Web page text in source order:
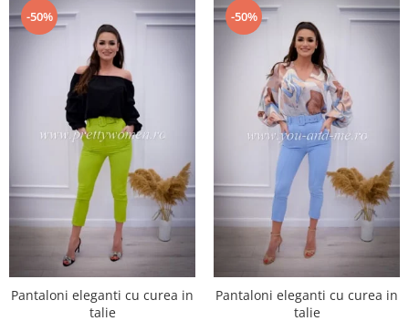
-50%
Pantaloni eleganti cu curea in
talie
-50%
Pantaloni eleganti cu curea in
talie